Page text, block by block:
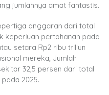
jumlahnya amat fantastis.
anggaran dari total
keperluan pertahanan pada
setara Rp2 ribu triliun
mereka, Jumlah
32,5 persen dari total
2025.